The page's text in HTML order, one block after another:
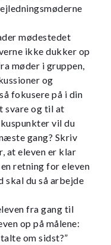
mødestedet
ikke dukker op
møder i gruppen,
og
fokusere på i din
svare og til at
vil du
gang? Skriv
at eleven er klar
retning for eleven
skal du så arbejde
fra gang til
op på målene:
om sidst?”